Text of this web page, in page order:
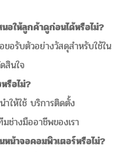
อให้ลูกค้าดูก่อนได้หรือไม่?
อรับตัวอย่างวัสดุสำหรับใช้ใน
สินใจ
รือไม่?
ให้ใช้ บริการติดตั้ง
ช่างมืออาชีพของเรา
น้าจอคอมพิวเตอร์หรือไม่?